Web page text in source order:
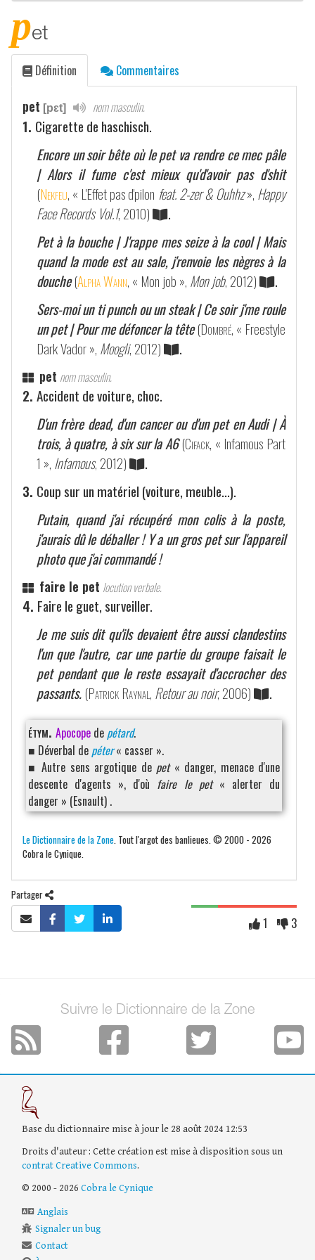
pet
Définition Commentaires
pet [pɛt] nom masculin.
1. Cigarette de haschisch.
Encore un soir bête où le pet va rendre ce mec pâle
| Alors il fume c'est mieux qu'd'avoir pas d'shit
(Nekfeu, « L'Effet pas d'pilon feat. 2-zer & Ouhhz», Happy
Face Records Vol.1, 2010)
.
Pet à la bouche | J'rappe mes seize à la cool | Mais
quand la mode est au sale, j'renvoie les nègres à la
douche (Alpha Wann, « Mon job », Mon job, 2012)
.
Sers-moi un ti punch ou un steak | Ce soir j'me roule
un pet | Pour me défoncer la tête (Dombré, « Freestyle
Dark Vador », Moogli, 2012) .
pet nom masculin.
2. Accident de voiture, choc.
D'un frère dead, d'un cancer ou d'un pet en Audi | À
trois, à quatre, à six sur la A6 (Cifack, « Infamous Part
1 », Infamous, 2012)
.
3. Coup sur un matériel (voiture, meuble...).
Putain, quand j'ai récupéré mon colis à la poste,
j'aurais dû le déballer ! Y a un gros pet sur l'appareil
photo que j'ai commandé !
faire le pet locution verbale.
4. Faire le guet, surveiller.
Je me suis dit qu'ils devaient être aussi clandestins
l'un que l'autre, car une partie du groupe faisait le
pet pendant que le reste essayait d'accrocher des
passants. (Patrick Raynal, Retour au noir, 2006)
.
étym. Apocope de pétard.
■ Déverbal de péter« casser ».
■ Autre sens argotique de pet« danger, menace d'une
descente d'agents », d'où faire le pet« alerter du
danger » (Esnault) .
Le Dictionnaire de la Zone . Tout l'argot des banlieues. © 2000 - 2026
Cobra le Cynique.
Partager
1 3
Suivre le Dictionnaire de la Zone
Base du dictionnaire mise à jour le 28 août 2024 12:53
Droits d'auteur : Cette création est mise à disposition sous un
contrat Creative Commons.
© 2000 - 2026 Cobra le Cynique
Anglais
Signaler un bug
Contact